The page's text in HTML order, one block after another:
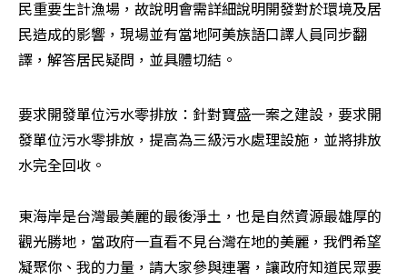
民重要生計漁場，故說明會需詳細說明開發對於環境及居
民造成的影響，現場並有當地阿美族語口譯人員同步翻
譯，解答居民疑問，並具體切結。
要求開發單位污水零排放：針對寶盛一案之建設，要求開
發單位污水零排放，提高為三級污水處理設施，並將排放
水完全回收。
東海岸是台灣最美麗的最後淨土，也是自然資源最雄厚的
觀光勝地，當政府一直看不見台灣在地的美麗，我們希望
凝聚你、我的力量，請大家參與連署，讓政府知道民眾要